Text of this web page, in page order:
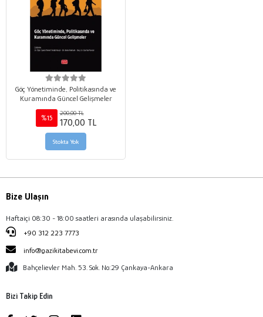
Göç Yönetiminde, Politikasında ve
Kuramında Güncel Gelişmeler
%15
200,00 TL
170,00 TL
Stokta Yok
Bize Ulaşın
Haftaiçi 08:30 - 18:00 saatleri arasında ulaşabilirsiniz.
+90 312 223 7773
info@gazikitabevi.com.tr
Bahçelievler Mah. 53. Sok. No:29 Çankaya-Ankara
Bizi Takip Edin